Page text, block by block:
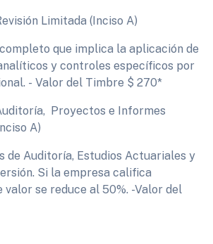
Limitada (Inciso A)
que implica la aplicación de
y controles específicos por
- Valor del Timbre $ 270*
Proyectos e Informes
A)
de Auditoría, Estudios Actuariales y
Si la empresa califica
valor se reduce al 50%. -Valor del